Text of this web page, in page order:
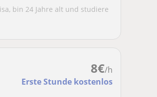
bin 24 Jahre alt und studiere
8€/h
Erste Stunde kostenlos